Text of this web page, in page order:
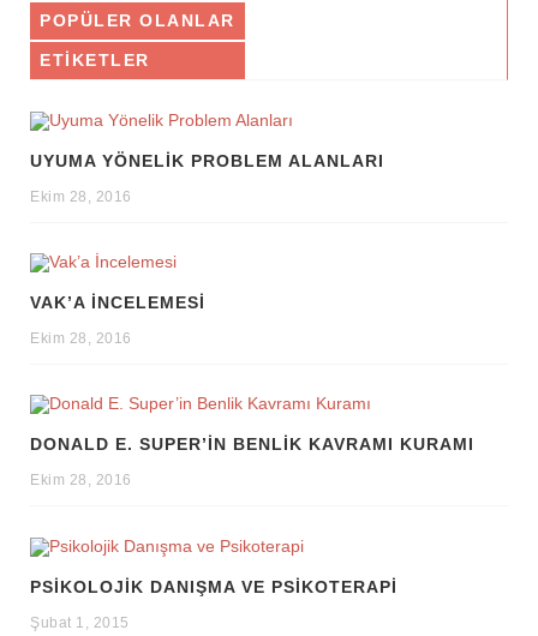
POPÜLER OLANLAR
ETIKETLER
UYUMA YÖNELIK PROBLEM ALANLARI
Ekim 28, 2016
VAK’A İNCELEMESI
Ekim 28, 2016
DONALD E. SUPER’IN BENLIK KAVRAMI KURAMI
Ekim 28, 2016
PSIKOLOJIK DANIŞMA VE PSIKOTERAPI
Şubat 1, 2015